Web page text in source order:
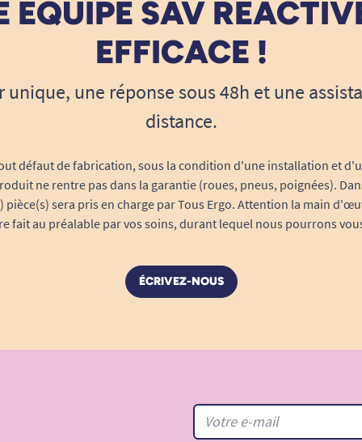
ÉQUIPE SAV
EFFICACE !
une réponse sous 48h et une
distance.
défaut de fabrication, sous la condition d'une installation et
ne rentre pas dans la garantie (roues, pneus, poignées).
sera pris en charge par Tous Ergo. Attention la main
fait au préalable par vos soins, durant lequel nous pourrons
ÉCRIVEZ-NOUS